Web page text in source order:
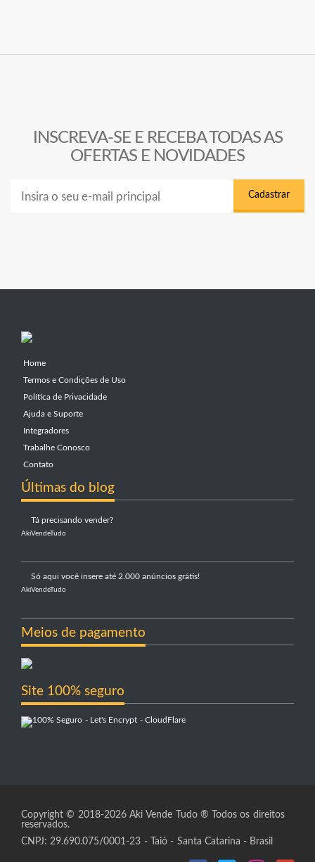
INSCREVA-SE E RECEBA TODAS AS
OFERTAS E NOVIDADES
Home
Termos e Condições de Uso
Política de Privacidade
Ajuda e Suporte
Integradores
Trabalhe Conosco
Contato
Últimas do blog
Tá precisando vender?
AkiVendeTudo
Só aqui você insere até 2.000 anúncios grátis!
AkiVendeTudo
Meios de pagamento
Site 100% seguro
Copyright © 2018-2026 Aki Vende Tudo ® Todos os direitos
reservados.
CNPJ: 29.690.075/0001-23 - Taió - Santa Catarina - Brasil